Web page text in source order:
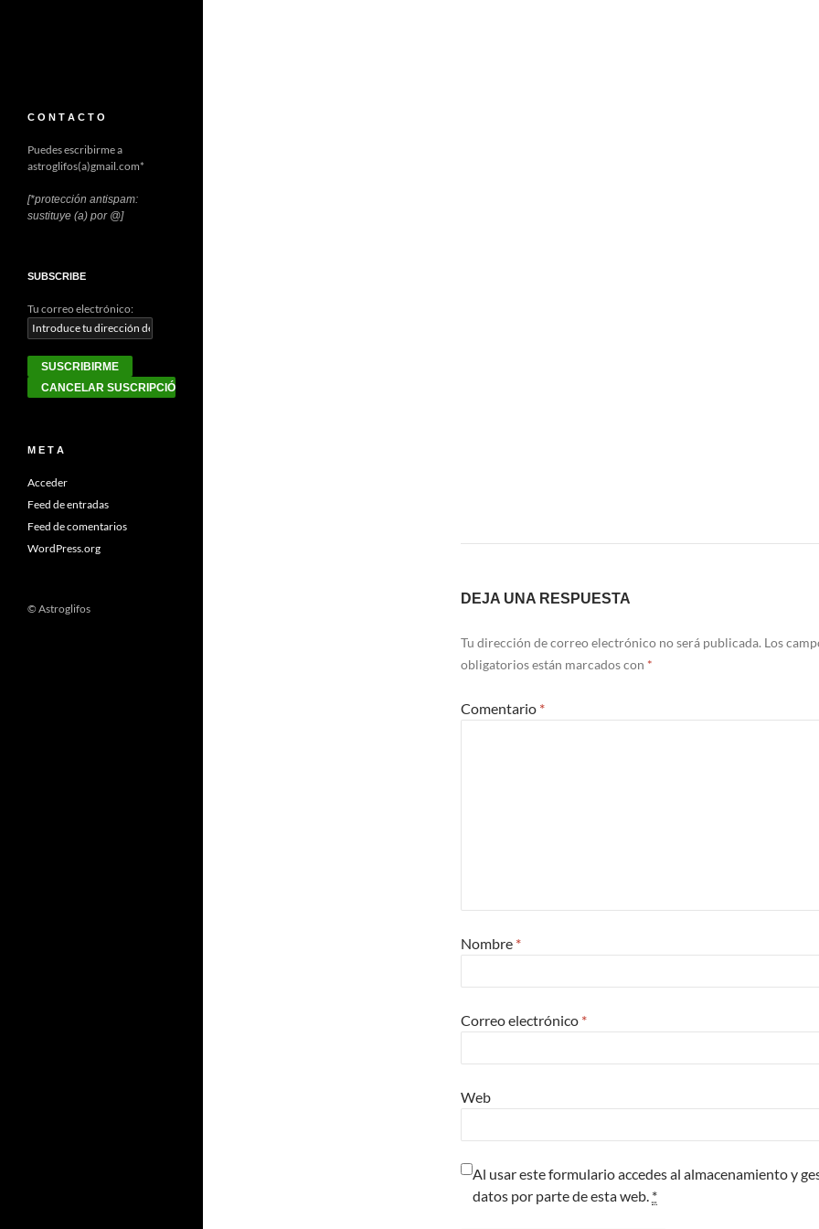
DEJA UNA RESPUESTA
Tu dirección de correo electrónico no será publicada. Los
obligatorios están marcados con *
Comentario *
Nombre *
Correo electrónico *
Web
Al usar este formulario accedes al almacenamiento y
datos por parte de esta web. *
C O N T A C T O
Puedes escribirme a
astroglifos(a)gmail.com*
[*protección antispam:
sustituye (a) por @]
SUBSCRIBE
Tu correo electrónico:
M E T A
Acceder
Feed de entradas
Feed de comentarios
WordPress.org
© Astroglifos